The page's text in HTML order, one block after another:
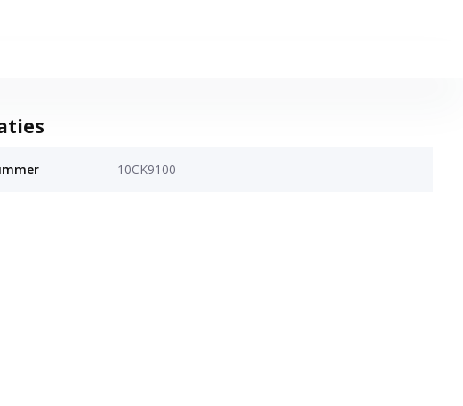
10CK9100